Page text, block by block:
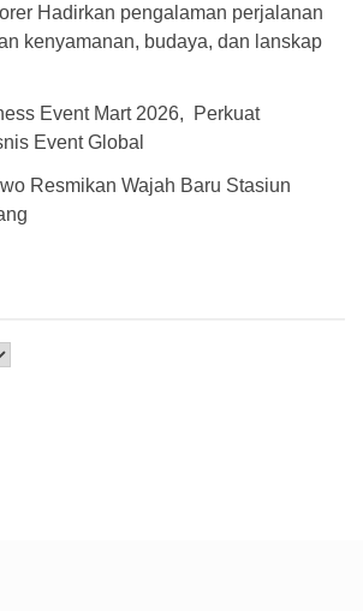
Hadirkan pengalaman perjalanan
kenyamanan, budaya, dan lanskap
Event Mart 2026, Perkuat
Event Global
Resmikan Wajah Baru Stasiun